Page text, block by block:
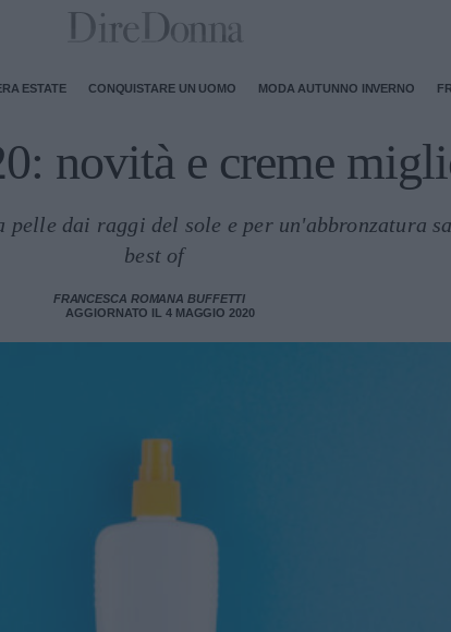
ESTATE CONQUISTARE UN UOMO MODA AUTUNNO INVERNO
novità e creme
dai raggi del sole e per un'abbronzatura
best of
FRANCESCA ROMANA BUFFETTI
AGGIORNATO IL 4 MAGGIO 2020